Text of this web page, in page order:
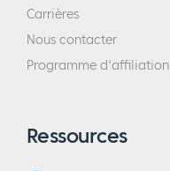
Carrières
Nous contacter
Programme d'affiliation
Ressources